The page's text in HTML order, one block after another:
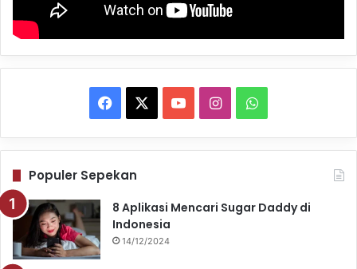
a
c
b
o
I
n
W
h
Populer Sepekan
8 Aplikasi Mencari Sugar Daddy di
Indonesia
14/12/2024